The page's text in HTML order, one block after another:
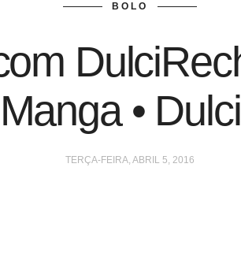
BOLO
Manga •
TERÇA-FEIRA, ABRIL 5, 2016